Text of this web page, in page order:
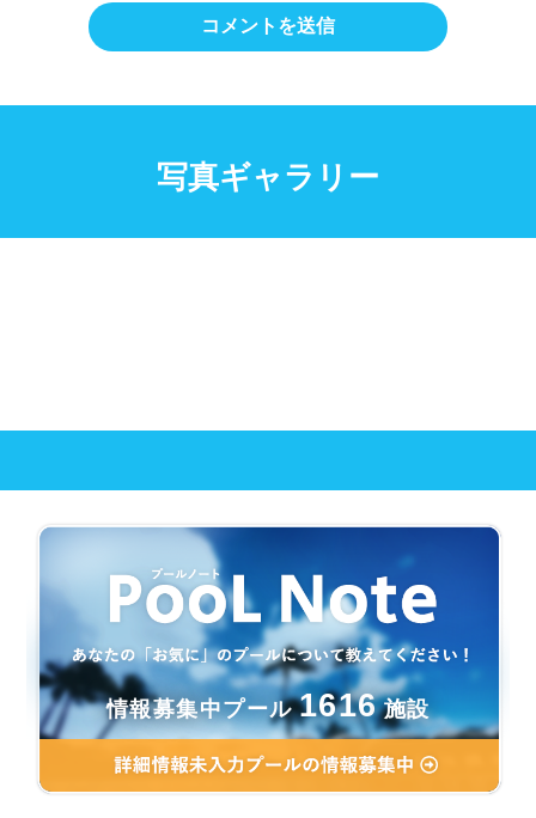
写真ギャラリー
情報募集中プール 1616 施設